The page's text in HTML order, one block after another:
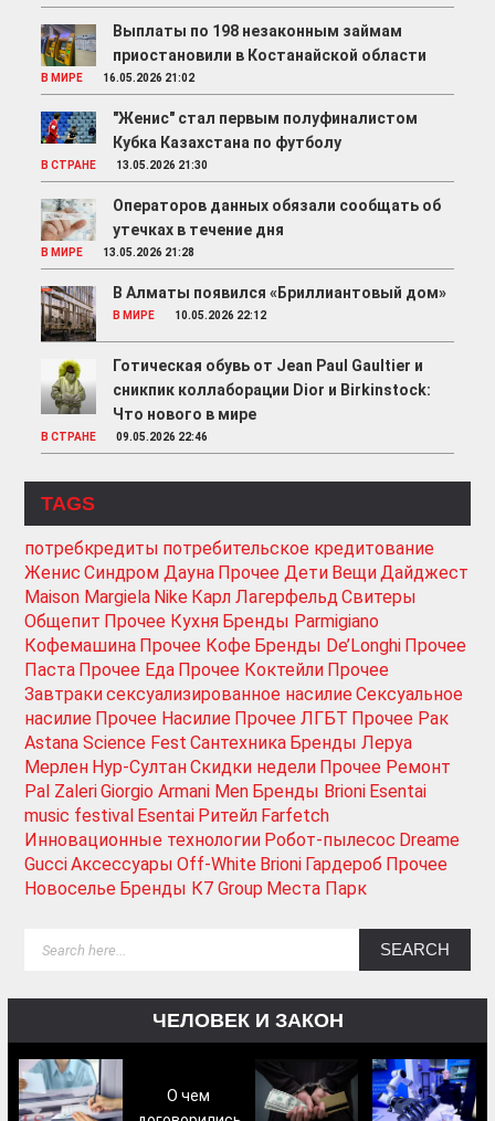
Выплаты по 198 незаконным займам
приостановили в Костанайской области
В МИРЕ 16.05.2026 21:02
"Женис" стал первым полуфиналистом
Кубка Казахстана по футболу
В СТРАНЕ 13.05.2026 21:30
Операторов данных обязали сообщать об
утечках в течение дня
В МИРЕ 13.05.2026 21:28
В Алматы появился «Бриллиантовый дом»
В МИРЕ 10.05.2026 22:12
Готическая обувь от Jean Paul Gaultier и
сникпик коллаборации Dior и Birkinstock:
Что нового в мире
В СТРАНЕ 09.05.2026 22:46
TAGS
потребкредиты потребительское кредитование
Женис Синдром Дауна Прочее Дети ВещиДайджест
Maison Margiela Nike Карл ЛагерфельдСвитеры
Общепит Прочее Кухня Бренды Parmigiano
Кофемашина Прочее Кофе Бренды De’Longhi Прочее
Паста Прочее Еда Прочее Коктейли Прочее
Завтракисексуализированное насилиеСексуальное
насилие Прочее Насилие Прочее ЛГБТ Прочее Рак
Astana Science Fest Сантехника Бренды Леруа
Мерлен Нур-СултанСкидки недели Прочее Ремонт
Pal ZaleriGiorgio Armani Men Бренды Brioni Esentai
music festival Esentai Ритейл Farfetch
Инновационные технологии Робот-пылесос Dreame
GucciАксессуары Off-White Brioni Гардероб Прочее
Новоселье Бренды К7 Group Места Парк
ЧЕЛОВЕК И ЗАКОН
О чем